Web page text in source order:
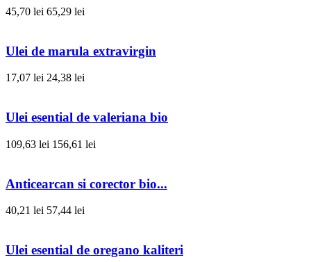
45,70 lei 65,29 lei
Ulei de marula extravirgin
17,07 lei 24,38 lei
Ulei esential de valeriana bio
109,63 lei 156,61 lei
Anticearcan si corector bio...
40,21 lei 57,44 lei
Ulei esential de oregano kaliteri